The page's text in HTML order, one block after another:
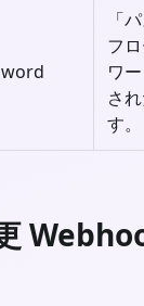
「
フ
ワ
さ
す。